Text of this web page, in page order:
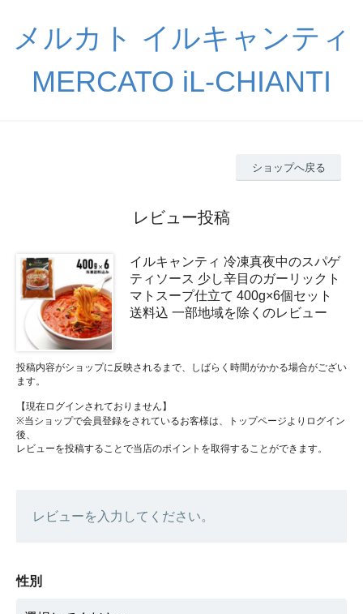
メルカト イルキャンティ
MERCATO iL-CHIANTI
ショップへ戻る
レビュー投稿
イルキャンティ 冷凍真夜中のスパゲ
ティソース 少し辛目のガーリックト
マトスープ仕立て 400g×6個セット
送料込 一部地域を除くのレビュー
投稿内容がショップに反映されるまで、しばらく時間がかかる場合がござい
ます。
【現在ログインされておりません】
※当ショップで会員登録をされているお客様は、トップページよりログイン
後、
レビューを投稿することで当店のポイントを取得することができます。
レビューを入力してください。
性別